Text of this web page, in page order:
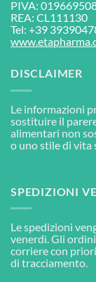
PIVA:
REA: CL111130
Tel: +39
DISCLAIMER
Le informazioni
sostituire il
alimentari non
o uno stile di vita
SPEDIZIONI
Le spedizioni
venerdì. Gli
corriere con
di tracciamento.